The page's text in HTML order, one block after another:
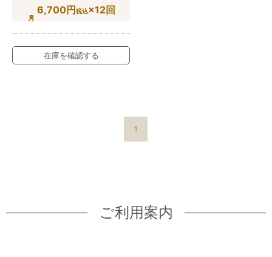
6,700円税込×12回
在庫を確認する
1
ご利用案内